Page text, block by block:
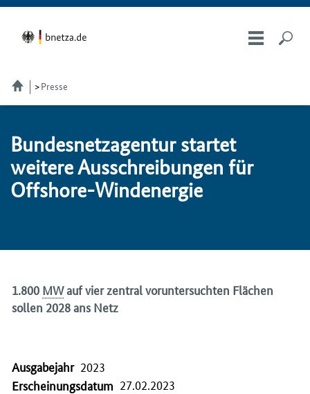
Presse
Bundesnetzagentur star­tet
wei­te­re Ausschreibungen für
Offs­ho­re-Win­d­ener­gie
1.800 MWauf vier zentral voruntersuchten Flächen
sollen 2028 ans Netz
Ausgabejahr 2023
Erscheinungsdatum 27.02.2023